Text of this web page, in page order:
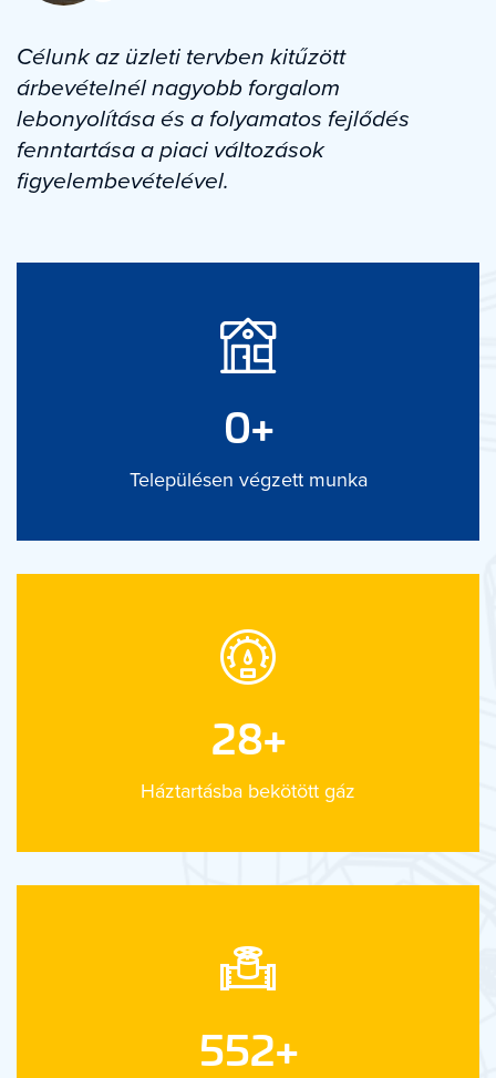
Célunk az üzleti tervben kitűzött
árbevételnél nagyobb forgalom
lebonyolítása és a folyamatos fejlődés
fenntartása a piaci változások
figyelembevételével.
0+
Településen végzett munka
39+
Háztartásba bekötött gáz
768+